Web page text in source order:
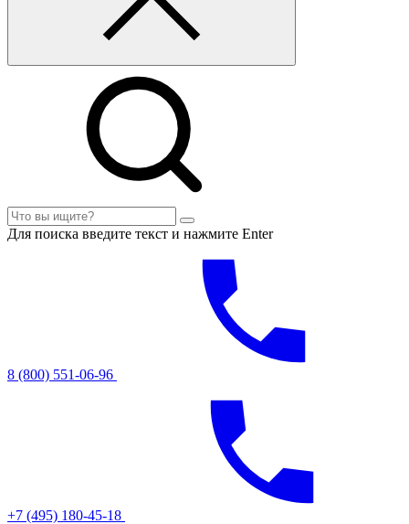
Для поиска введите текст и нажмите Enter
8 (800) 551-06-96
+7 (495) 180-45-18